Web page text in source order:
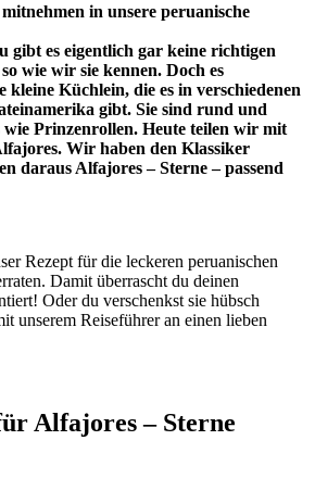
in unsere peruanische
gibt es eigentlich gar keine richtigen
wie wir sie kennen. Doch es
kleine Küchlein, die es in verschiedenen
gibt. Sie sind rund und
wie Prinzenrollen. Heute teilen wir mit
Wir haben den Klassiker
daraus Alfajores – Sterne – passend
Rezept für die leckeren peruanischen
Damit überrascht du deinen
Oder du verschenkst sie hübsch
unserem Reiseführer an einen lieben
Alfajores – Sterne